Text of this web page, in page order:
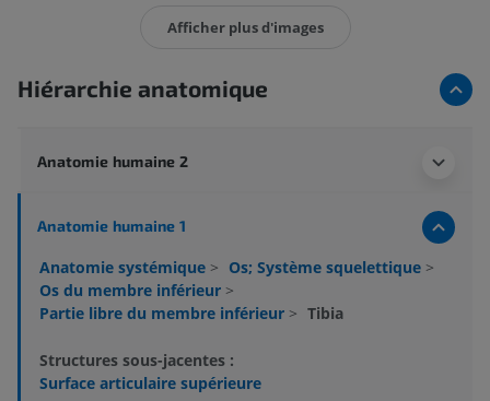
Afficher plus d'images
Hiérarchie anatomique
Anatomie humaine 2
Anatomie humaine 1
Anatomie systémique > Os; Système squelettique >
Os du membre inférieur >
Partie libre du membre inférieur > Tibia
Structures sous-jacentes :
Surface articulaire supérieure